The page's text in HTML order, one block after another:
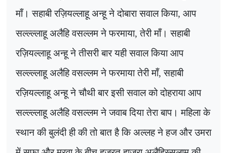
माँ। सहाबी रज़ियल्लाहू अन्हू ने दोबारा सवाल किया, आप
सल्ल्ल्लाहू अलैहि वसल्लम ने फरमाया, तेरी माँ। सहाबी
रज़ियल्लाहू अन्हू ने तीसरी बार यही सवाल किया आप
सल्ल्ल्लाहू अलैहि वसल्लम ने फरमाया तेरी माँ, सहाबी
रज़ियल्लाहू अन्हू ने चौथी बार इसी सवाल को दोहराया आप
सल्ल्ल्लाहू अलैहि वसल्लम ने जवाब दिया तेरा बाप। महिला के
स्थान की बुलंदी ही की तो बात है कि अल्लह ने हज और उमरा